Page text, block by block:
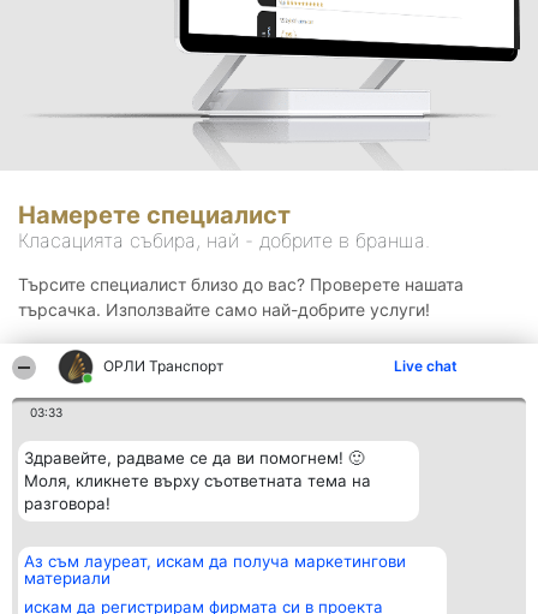
ОРЛИ Транспорт Live chat
03:33
Здравейте, радваме се да ви помогнем! 🙂
Моля, кликнете върху съответната тема на
разговора!
Аз съм лауреат, искам да получа маркетингови
материали
искам да регистрирам фирмата си в проекта
Намерете специалист
Класацията събира, най - добрите в бранша.
Търсите специалист близо до вас? Проверете нашата
търсачка. Използвайте само най-добрите услуги!
Организатор на
класиране
Класация Контакти